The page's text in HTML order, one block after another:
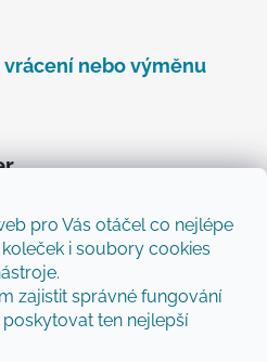
pro Vás otáčel co nejlépe
i soubory cookies
zajistit správné fungování
ten nejlepší
nebo výměnu
budeme zasílat informace
e-shopu.
budeme zasílat ty nejlepší